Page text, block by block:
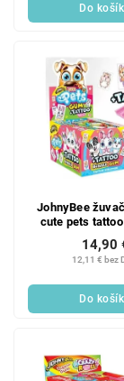
Do
JohnyBee
cute pets
12,11 € bez
14,90
Do